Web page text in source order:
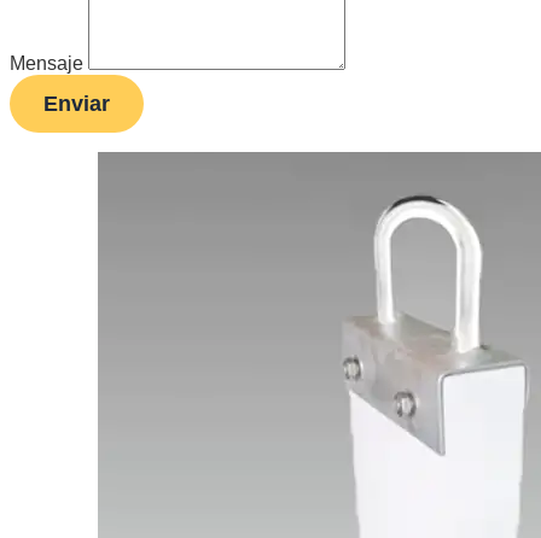
Mensaje
Enviar